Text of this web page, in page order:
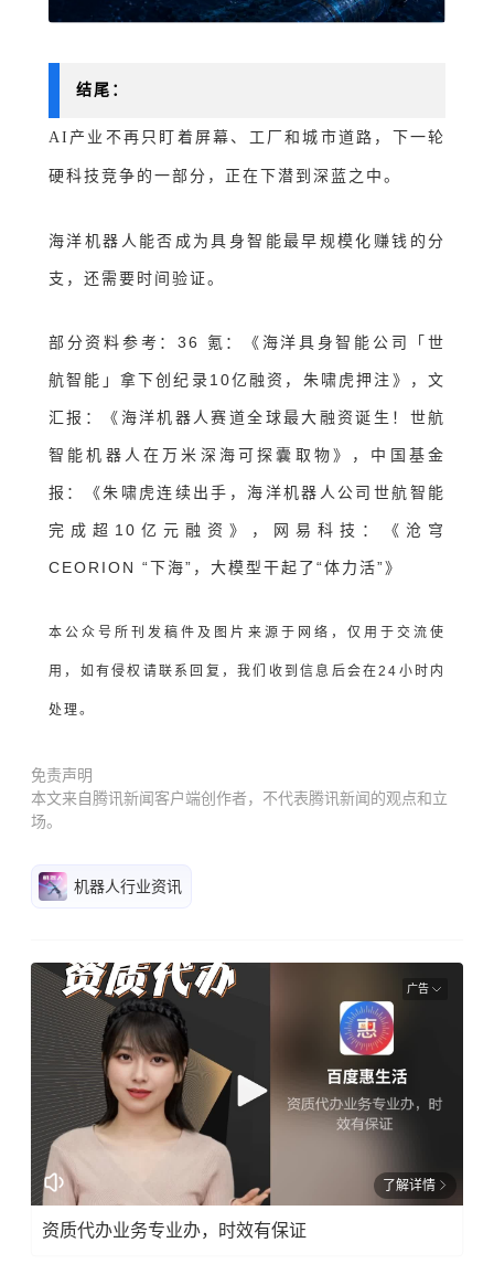
结尾：
AI产业不再只盯着屏幕、工厂和城市道路，下一轮
硬科技竞争的一部分，正在下潜到深蓝之中。
海洋机器人能否成为具身智能最早规模化赚钱的分
支，还需要时间验证。
部分资料参考：36 氪：《海洋具身智能公司「世
航智能」拿下创纪录10亿融资，朱啸虎押注》，文
汇报：《海洋机器人赛道全球最大融资诞生！世航
智能机器人在万米深海可探囊取物》，中国基金
报：《朱啸虎连续出手，海洋机器人公司世航智能
完成超10亿元融资》，网易科技：《沧穹
CEORION “下海”，大模型干起了“体力活”》
本公众号所刊发稿件及图片来源于网络，仅用于交流使
用，如有侵权请联系回复，我们收到信息后会在24小时内
处理。
免责声明
本文来自腾讯新闻客户端创作者，不代表腾讯新闻的观点和立
场。
机器人行业资讯
广告
了解详情
资质代办业务专业办，时效有保证